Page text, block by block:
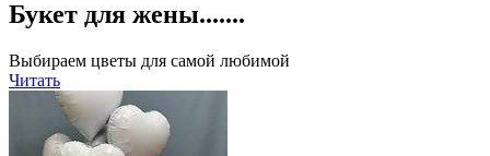
Букет для жены.......
Выбираем цветы для самой любимой
Читать